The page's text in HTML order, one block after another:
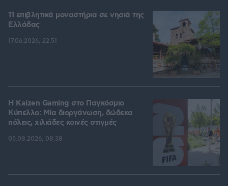
11 επιβλητικά μοναστήρια σε νησιά της
Ελλάδας
17.06.2026, 22:51
H Kaizen Gaming στο Παγκόσμιο
Kύπελλο: Μία διοργάνωση, δώδεκα
πόλεις, χιλιάδες κοινές στιγμές
05.08.2026, 08:38